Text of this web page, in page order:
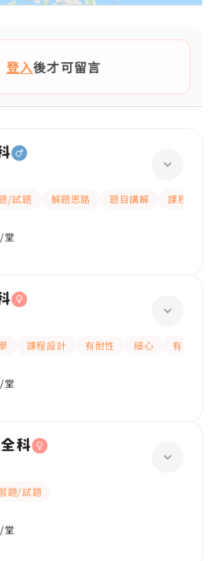
登入後才可留言
/試題 解題思路 題目講解
課程設計
堂
課程設計 有耐性 細心
有愛心
堂
科
題/試題
堂